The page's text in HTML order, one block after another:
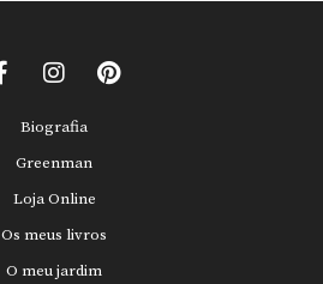
Biografia
Greenman
Loja Online
Os meus livros
O meu jardim